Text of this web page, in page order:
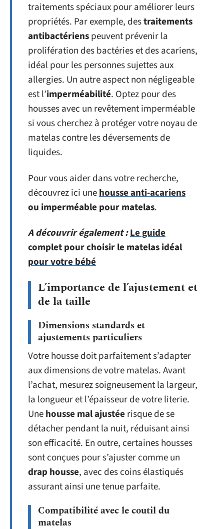
traitements spéciaux pour améliorer leurs
propriétés. Par exemple, destraitements
antibactérienspeuvent prévenir la
prolifération des bactéries et des acariens,
idéal pour les personnes sujettes aux
allergies. Un autre aspect non négligeable
est l’imperméabilité. Optez pour des
housses avec un revêtement imperméable
si vous cherchez à protéger votre noyau de
matelas contre les déversements de
liquides.
Pour vous aider dans votre recherche,
découvrez ici unehousse anti-acariens
ou imperméable pour matelas.
A découvrir également :Le guide
complet pour choisir le matelas idéal
pour votre bébé
L’importance de l’ajustement et
de la taille
Dimensions standards et
ajustements particuliers
Votre housse doit parfaitement s’adapter
aux dimensions de votre matelas. Avant
l’achat, mesurez soigneusement la largeur,
la longueur et l’épaisseur de votre literie.
Unehousse mal ajustée risque de se
détacher pendant la nuit, réduisant ainsi
son efficacité. En outre, certaines housses
sont conçues pour s’ajuster comme un
drap housse, avec des coins élastiqués
assurant ainsi une tenue parfaite.
Compatibilité avec le coutil du
matelas